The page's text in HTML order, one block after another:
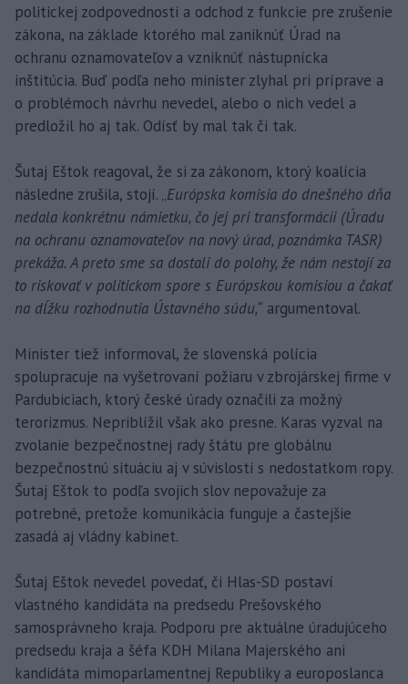
politickej zodpovednosti a odchod z funkcie pre zrušenie
zákona, na základe ktorého mal zaniknúť Úrad na
ochranu oznamovateľov a vzniknúť nástupnícka
inštitúcia. Buď podľa neho minister zlyhal pri príprave a
o problémoch návrhu nevedel, alebo o nich vedel a
predložil ho aj tak. Odísť by mal tak či tak.
Šutaj Eštok reagoval, že si za zákonom, ktorý koalícia
následne zrušila, stojí. „Európska komisia do dnešného dňa
nedala konkrétnu námietku, čo jej pri transformácii (Úradu
na ochranu oznamovateľov na nový úrad, poznámka TASR)
prekáža. A preto sme sa dostali do polohy, že nám nestojí za
to riskovať v politickom spore s Európskou komisiou a čakať
na dĺžku rozhodnutia Ústavného súdu,“ argumentoval.
Minister tiež informoval, že slovenská polícia
spolupracuje na vyšetrovaní požiaru v zbrojárskej firme v
Pardubiciach, ktorý české úrady označili za možný
terorizmus. Nepriblížil však ako presne. Karas vyzval na
zvolanie bezpečnostnej rady štátu pre globálnu
bezpečnostnú situáciu aj v súvislosti s nedostatkom ropy.
Šutaj Eštok to podľa svojich slov nepovažuje za
potrebné, pretože komunikácia funguje a častejšie
zasadá aj vládny kabinet.
Šutaj Eštok nevedel povedať, či Hlas-SD postaví
vlastného kandidáta na predsedu Prešovského
samosprávneho kraja. Podporu pre aktuálne úradujúceho
predsedu kraja a šéfa KDH Milana Majerského ani
kandidáta mimoparlamentnej Republiky a europoslanca